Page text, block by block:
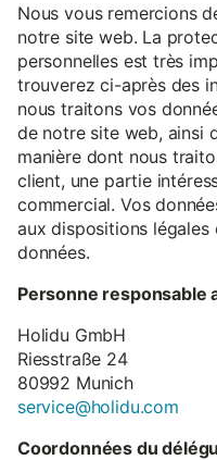
Nous vous remercions
notre site web. La
personnelles est très
trouverez ci-après des
nous traitons vos
de notre site web, ainsi
manière dont nous
client, une partie
commercial. Vos
aux dispositions
données.
Personne responsable
Holidu GmbH
Riesstraße 24
80992 Munich
service@holidu.com
Coordonnées du